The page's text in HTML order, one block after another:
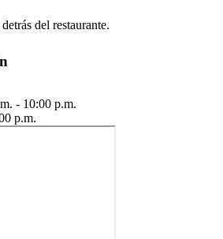
del restaurante.
- 10:00 p.m.
p.m.